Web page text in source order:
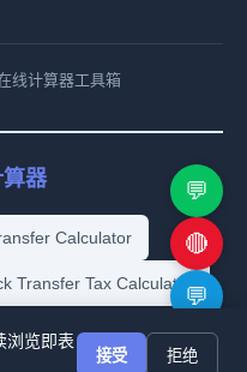
浏览即表
接受 拒绝
💬
🔴
💬
🔗
线计算器工具箱
器
Calculator
Transfer Tax Calculator